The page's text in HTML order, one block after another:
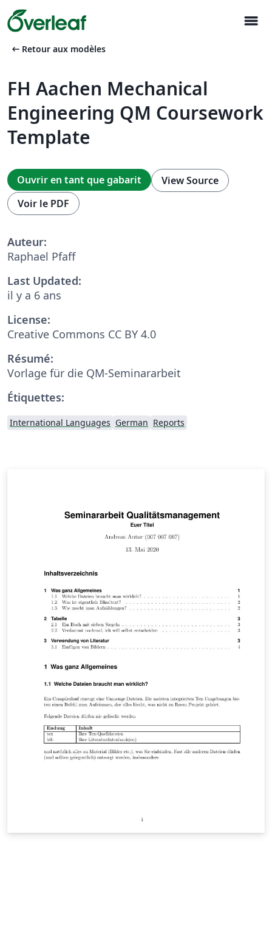
menu
arrow_left_alt Retour aux modèles
FH Aachen Mechanical
Engineering QM Coursework
Template
Ouvrir en tant que gabarit
View Source
Voir le PDF
Auteur:
Raphael Pfaff
Last Updated:
il y a 6 ans
License:
Creative Commons CC BY 4.0
Résumé:
Vorlage für die QM-Seminararbeit
Étiquettes:
International Languages German Reports